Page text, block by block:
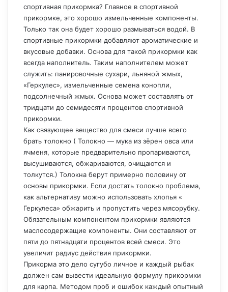
спортивная прикормка? Главное в спортивной
прикормке, это хорошо измельченные компоненты.
Только так она будет хорошо размываться водой. В
спортивные прикормки добавляют ароматические и
вкусовые добавки. Основа для такой прикормки как
всегда наполнитель. Таким наполнителем может
служить: панировочные сухари, льняной жмых,
«Геркулес», измельченные семена конопли,
подсолнечный жмых. Основа может составлять от
тридцати до семидесяти процентов спортивной
прикормки.
Как связующее вещество для смеси лучше всего
брать толокно ( Толокно — мука из зёрен овса или
ячменя, которые предварительно пропариваются,
высушиваются, обжариваются, очищаются и
толкутся.) Толокна берут примерно половину от
основы прикормки. Если достать толокно проблема,
как альтернативу можно использовать хлопья «
Геркулеса» обжарить и пропустить через мясорубку.
Обязательным компонентом прикормки являются
маслосодержащие компоненты. Они составляют от
пяти до пятнадцати процентов всей смеси. Это
увеличит радиус действия прикормки.
Прикорма это дело сугубо личное и каждый рыбак
должен сам вывести идеальную формулу прикормки
для карпа. Методом проб и ошибок каждый опытный